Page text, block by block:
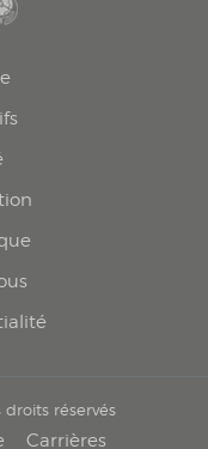
réservés
Carrières